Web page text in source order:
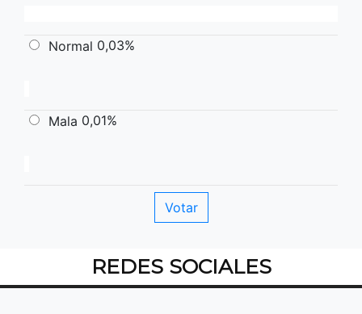
Normal 0,03%
Mala 0,01%
REDES SOCIALES